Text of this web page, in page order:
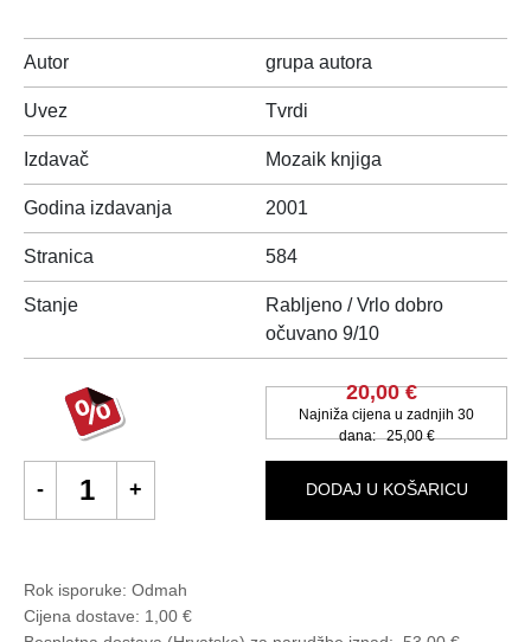
Autor grupa autora
Uvez Tvrdi
Izdavač Mozaik knjiga
Godina izdavanja 2001
Stranica 584
Stanje
Rabljeno / Vrlo dobro
očuvano 9/10
20,00 €
Najniža cijena u zadnjih 30
dana:25,00 €
DODAJ U KOŠARICU
Rok isporuke: Odmah
Cijena dostave: 1,00 €